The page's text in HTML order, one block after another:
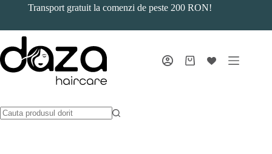
Transport gratuit la comenzi de peste 200 RON!
Coș